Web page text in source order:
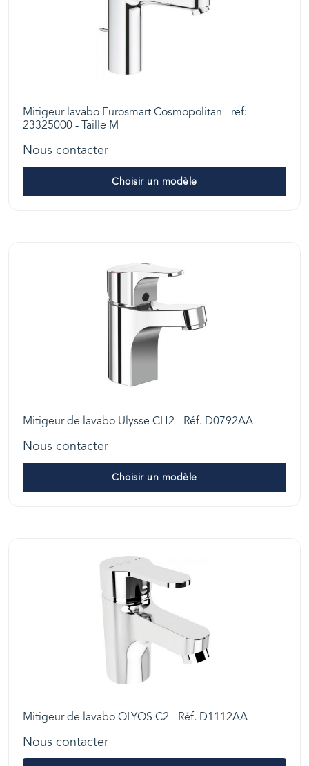
Mitigeur lavabo Eurosmart Cosmopolitan - ref:
23325000 - Taille M
Nous contacter
Choisir un modèle
Mitigeur de lavabo Ulysse CH2 - Réf. D0792AA
Nous contacter
Choisir un modèle
Mitigeur de lavabo OLYOS C2 - Réf. D1112AA
Nous contacter